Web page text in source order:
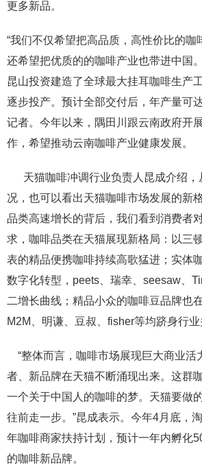
更多新品。
“我们不仅希望把高品质，高性价比的咖
还希望把优质的的咖啡产业也带进中国
昆山投资建造了全球最大挂耳咖啡生产
逐步投产。预计全部交付后，年产量可
记者。今年以来，隅田川跟云南政府开
作，希望推动云南咖啡产业健康发展。
天猫咖啡冲调行业负责人昆成介绍，
况，也可以看出天猫咖啡市场发展的新
品类高速增长的背后，我们看到消费者
求，咖啡品类在天猫展现新格局：以三
表的精品便携咖啡持续高歌猛进；实体
数字化转型，peets、瑞幸、seesaw、
二增长曲线；精品小众的咖啡豆品牌也
M2M、明谦、豆叔、fisher等均跻身行业
“整体而言，咖啡市场展现巨大商业活
者、新品牌在天猫不断涌现出来。这群
一个关于中国人的咖啡的梦。天猫要做
往前走一步。”昆成表示。今年4月底，
年咖啡商家扶持计划，预计一年内孵化
的咖啡新品牌。